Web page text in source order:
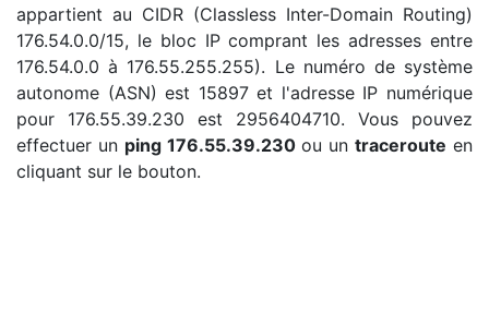
appartient au CIDR (Classless Inter-Domain Routing)
176.54.0.0/15, le bloc IP comprant les adresses entre
176.54.0.0 à 176.55.255.255). Le numéro de système
autonome (ASN) est 15897 et l'adresse IP numérique
pour 176.55.39.230 est 2956404710. Vous pouvez
effectuer un ping 176.55.39.230ou untraceroute en
cliquant sur le bouton.